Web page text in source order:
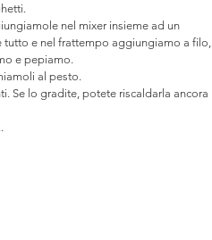
nel mixer insieme ad un
tutto e nel frattempo aggiungiamo a filo,
e pepiamo.
al pesto.
Se lo gradite, potete riscaldarla ancora